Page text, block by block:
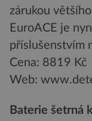
zárukou
EuroACE je
příslušenstvím
Cena: 8819 Kč
Web:
Baterie šetrná